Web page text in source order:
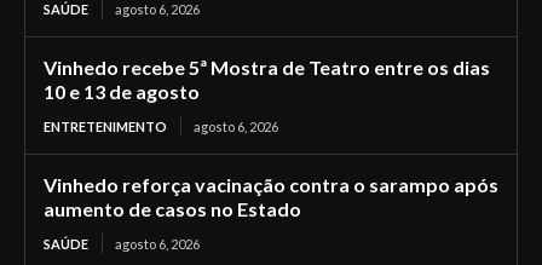
SAÚDE agosto 6, 2026
Vinhedo recebe 5ª Mostra de Teatro entre os dias
10 e 13 de agosto
ENTRETENIMENTO agosto 6, 2026
Vinhedo reforça vacinação contra o sarampo após
aumento de casos no Estado
SAÚDE agosto 6, 2026